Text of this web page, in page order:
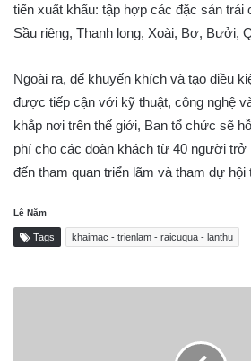
tiến xuất khẩu: tập hợp các đặc sản
Sầu riêng, Thanh long, Xoài, Bơ, Bưởi,
Ngoài ra, để khuyến khích và tạo điều
được tiếp cận với kỹ thuật, công nghệ
khắp nơi trên thế giới, Ban tổ chức sẽ
phí cho các đoàn khách từ 40 người trở
đến tham quan triển lãm và tham dự hội
Lê Năm
Tags khaimac - trienlam - raicuqua - lanthụ